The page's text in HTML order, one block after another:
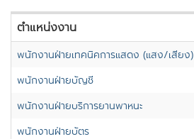
ตำแหน่งงาน
พนักงานฝ่ายเทคนิคการแสดง (แสง/เสียง)
พนักงานฝ่ายบัญชี
พนักงานฝ่ายบริการยานพาหนะ
พนักงานฝ่ายบัตร